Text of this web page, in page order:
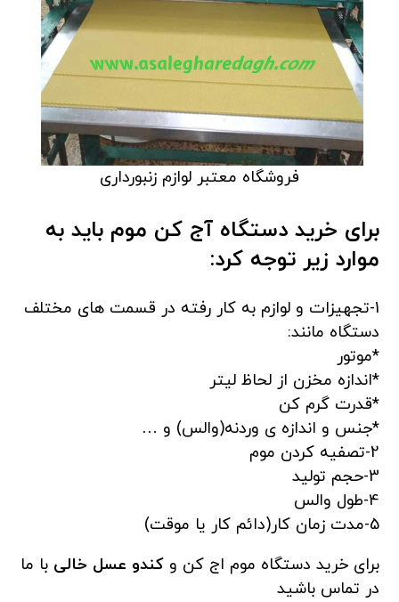
فروشگاه معتبر لوازم زنبورداری
برای خرید دستگاه آج کن موم باید به
موارد زیر توجه کرد:
1-تجهیزات و لوازم به کار رفته در قسمت های مختلف
دستگاه مانند:
*موتور
*اندازه مخزن از لحاظ لیتر
*قدرت گرم کن
*جنس و اندازه ی وردنه(والس) و …
2-تصفیه کردن موم
3-حجم تولید
4-طول والس
5-مدت زمان کار(دائم کار یا موقت)
برای خرید دستگاه موم اج کن وکندو عسل خالیبا ما
در تماس باشید